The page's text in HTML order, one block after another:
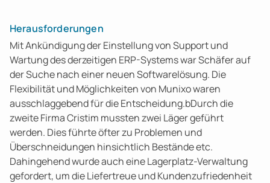
Herausforderungen
Mit Ankündigung der Einstellung von Support und
Wartung des derzeitigen ERP-Systems war Schäfer auf
der Suche nach einer neuen Softwarelösung. Die
Flexibilität und Möglichkeiten von Munixo waren
ausschlaggebend für die Entscheidung.bDurch die
zweite Firma Cristim mussten zwei Läger geführt
werden. Dies führte öfter zu Problemen und
Überschneidungen hinsichtlich Bestände etc.
Dahingehend wurde auch eine Lagerplatz-Verwaltung
gefordert, um die Liefertreue und Kundenzufriedenheit